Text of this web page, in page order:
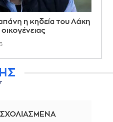
η κηδεία του Λάκη
ΣΧΟΛΙΑΣΜΕΝΑ